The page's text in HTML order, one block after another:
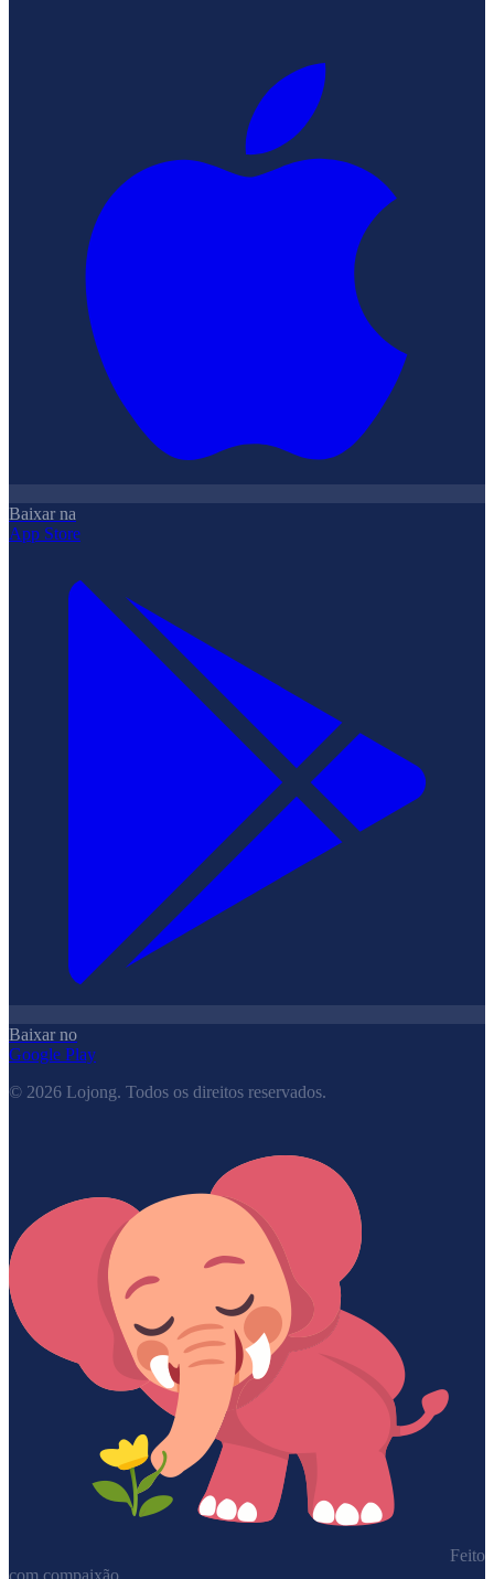
Baixar na
App Store
Baixar no
Google Play
© 2026 Lojong. Todos os direitos reservados.
Feito
com compaixão